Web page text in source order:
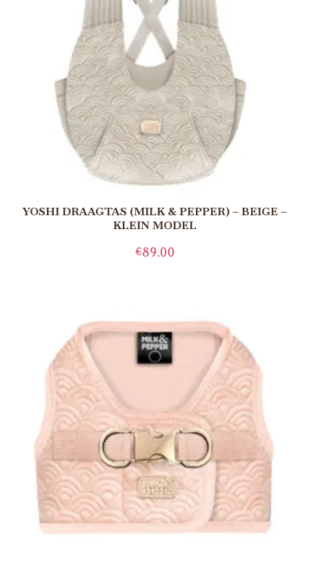
YOSHI DRAAGTAS (MILK & PEPPER) – BEIGE –
KLEIN MODEL
€89.00